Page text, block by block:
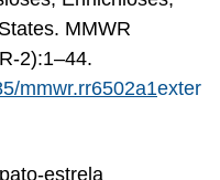
MMWR
2):1–44.
mmwr.rr6502a1exter
estrela